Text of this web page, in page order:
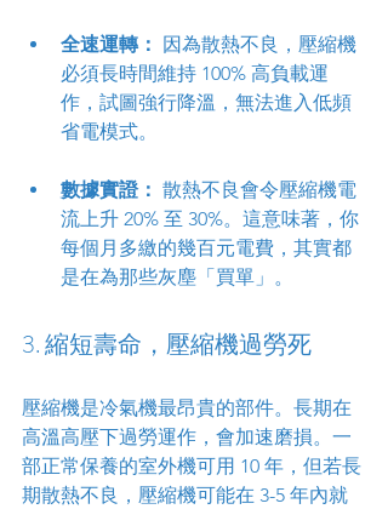
全速運轉：
因為散熱不良，壓縮機
必須長時間維持 100% 高負載運
作，試圖強行降溫，無法進入低頻
省電模式。
數據實證： 散熱不良會令壓縮機電
流上升 20% 至 30%。這意味著，你
每個月多繳的幾百元電費，其實都
是在為那些灰塵「買單」。
3. 縮短壽命，壓縮機過勞死
壓縮機是冷氣機最昂貴的部件。長期在
高溫高壓下過勞運作，會加速磨損。一
部正常保養的室外機可用 10 年，但若長
期散熱不良，壓縮機可能在 3-5 年內就